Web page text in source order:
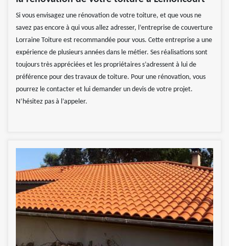
Si vous envisagez une rénovation de votre toiture, et que vous ne
savez pas encore à qui vous allez adresser, l’entreprise de couverture
Lorraine Toiture est recommandée pour vous. Cette entreprise a une
expérience de plusieurs années dans le métier. Ses réalisations sont
toujours très appréciées et les propriétaires s’adressent à lui de
préférence pour des travaux de toiture. Pour une rénovation, vous
pourrez le contacter et lui demander un devis de votre projet.
N’hésitez pas à l’appeler.